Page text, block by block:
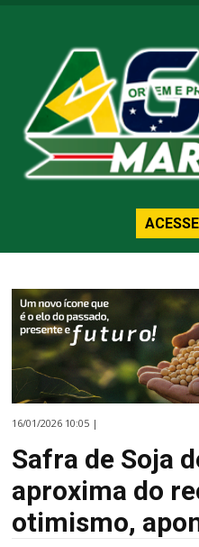
16/01/2026 10:05 |
Safra de Soja
aproxima do
otimismo,